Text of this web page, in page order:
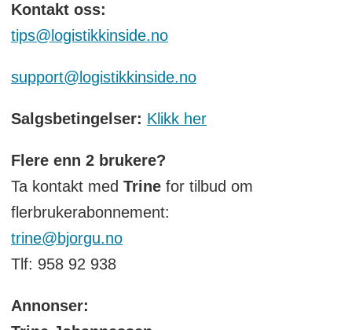
Kontakt oss:
tips@logistikkinside.no
support@logistikkinside.no
Salgsbetingelser: Klikk her
Flere enn 2 brukere?
Ta kontakt med Trinefor tilbud om
flerbrukerabonnement:
trine@bjorgu.no
Tlf: 958 92 938
Annonser: